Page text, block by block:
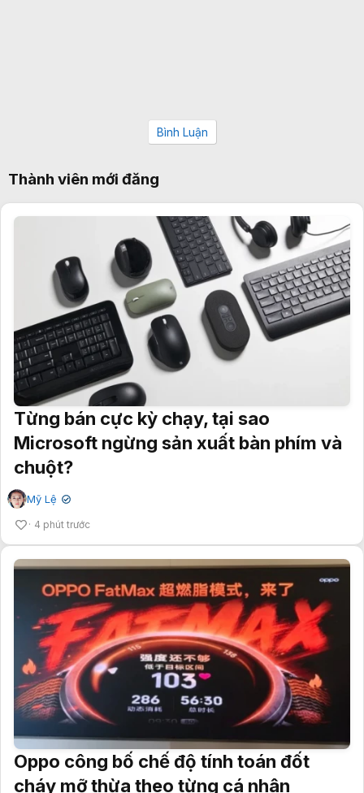
Bình Luận
Thành viên mới đăng
Từng bán cực kỳ chạy, tại sao
Microsoft ngừng sản xuất bàn phím và
chuột?
Mỹ Lệ ✔
4 phút trước
Oppo công bố chế độ tính toán đốt
cháy mỡ thừa theo từng cá nhân